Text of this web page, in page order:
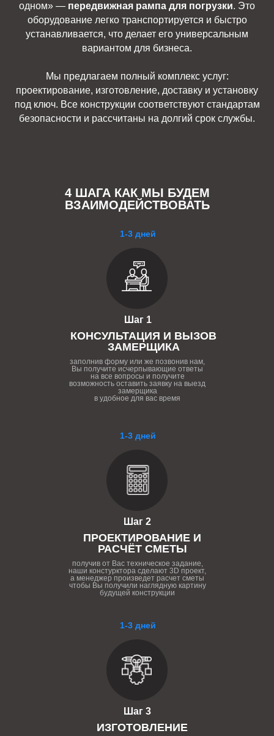
одном» — передвижная рампа для погрузки. Это
оборудование легко транспортируется и быстро
устанавливается, что делает его универсальным
вариантом для бизнеса.
Мы предлагаем полный комплекс услуг:
проектирование, изготовление, доставку и установку
под ключ. Все конструкции соответствуют стандартам
безопасности и рассчитаны на долгий срок службы.
4 ШАГА КАК МЫ БУДЕМ
ВЗАИМОДЕЙСТВОВАТЬ
1-3 дней
Шаг 3
ИЗГОТОВЛЕНИЕ
1-3 дней
Шаг 2
ПРОЕКТИРОВАНИЕ И
РАСЧЁТ СМЕТЫ
получив от Вас техническое задание,
наши констурктора сделают 3D проект,
а менеджер произведет расчет сметы
чтобы Вы получили наглядную картину
будущей конструкции
1-3 дней
Шаг 1
КОНСУЛЬТАЦИЯ И ВЫЗОВ
ЗАМЕРЩИКА
заполнив форму или же позвонив нам,
Вы получите исчерпывающие ответы
на все вопросы и получите
возможность оставить заявку на выезд
замерщика
в удобное для вас время